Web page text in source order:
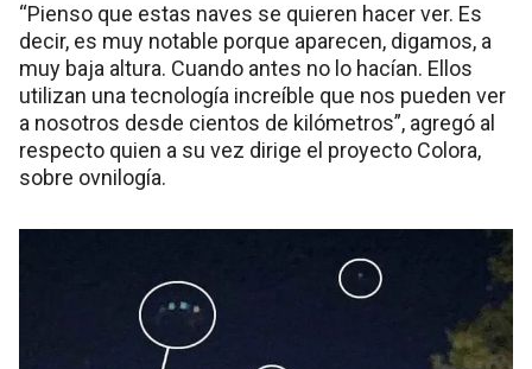
“Pienso que estas naves se quieren hacer ver. Es
decir, es muy notable porque aparecen, digamos, a
muy baja altura. Cuando antes no lo hacían. Ellos
utilizan una tecnología increíble que nos pueden ver
a nosotros desde cientos de kilómetros”, agregó al
respecto quien a su vez dirige el proyecto Colora,
sobre ovnilogía.